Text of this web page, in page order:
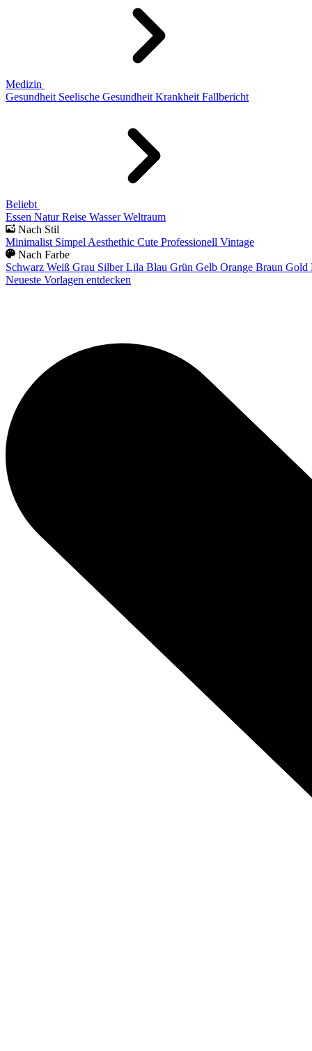
Medizin
Gesundheit Seelische Gesundheit Krankheit Fallbericht
Beliebt
Essen Natur Reise Wasser Weltraum
Nach Stil
Minimalist Simpel Aesthethic Cute Professionell Vintage
Nach Farbe
Schwarz Weiß Grau Silber Lila Blau Grün Gelb Orange Braun Gold
Neueste Vorlagen entdecken